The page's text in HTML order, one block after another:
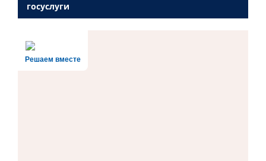
госуслуги
Решаем вместе